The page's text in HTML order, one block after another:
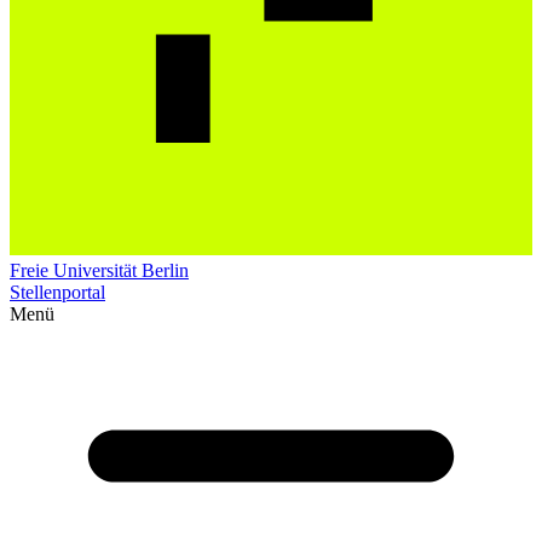
Freie Universität Berlin
Stellenportal
Menü